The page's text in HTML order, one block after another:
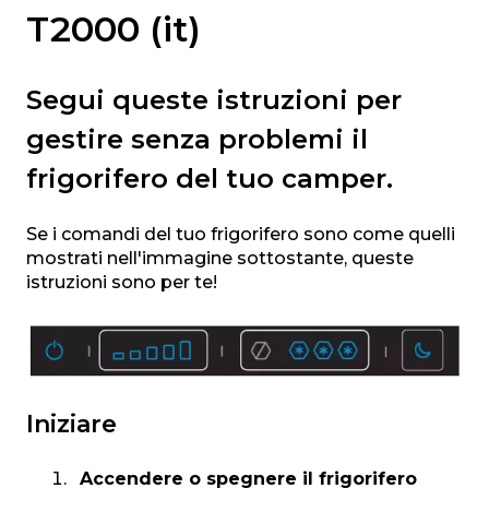
T2000 (it)
Segui queste istruzioni per
gestire senza problemi il
frigorifero del tuo camper.
Se i comandi del tuo frigorifero sono come quelli
mostrati nell'immagine sottostante, queste
istruzioni sono per te!
Iniziare
Accendere o spegnere il frigorifero